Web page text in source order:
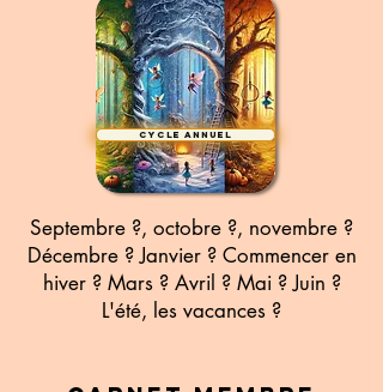
Cycle annuel
Septembre ?, octobre ?, novembre ?
Décembre ? Janvier ? Commencer en
hiver ? Mars ? Avril ? Mai ? Juin ?
L'été, les vacances ?